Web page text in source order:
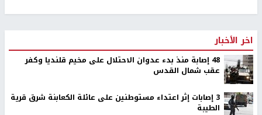
اخر الأخبار
48 إصابة منذ بدء عدوان الاحتلال على مخيم قلنديا وكفر
عقب شمال القدس
‏3 إصابات إثر اعتداء مستوطنين على عائلة الكعابنة شرق قرية
الطيبة